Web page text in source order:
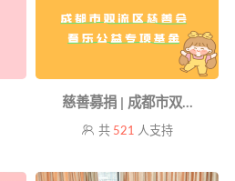
慈善募捐 | 成都市双...
共 521 人支持